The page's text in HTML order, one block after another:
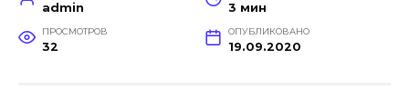
admin 3 мин
ПРОСМОТРОВ
32
ОПУБЛИКОВАНО
19.09.2020